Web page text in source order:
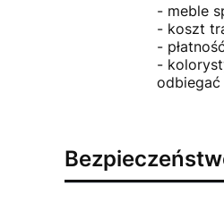
- meble
- koszt
-
-